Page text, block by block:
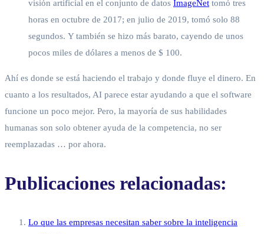
visión artificial en el conjunto de datos ImageNet tomó tres
horas en octubre de 2017; en julio de 2019, tomó solo 88
segundos. Y también se hizo más barato, cayendo de unos
pocos miles de dólares a menos de $ 100.
Ahí es donde se está haciendo el trabajo y donde fluye el dinero. En
cuanto a los resultados, AI parece estar ayudando a que el software
funcione un poco mejor. Pero, la mayoría de sus habilidades
humanas son solo obtener ayuda de la competencia, no ser
reemplazadas … por ahora.
Publicaciones relacionadas:
Lo que las empresas necesitan saber sobre la inteligencia